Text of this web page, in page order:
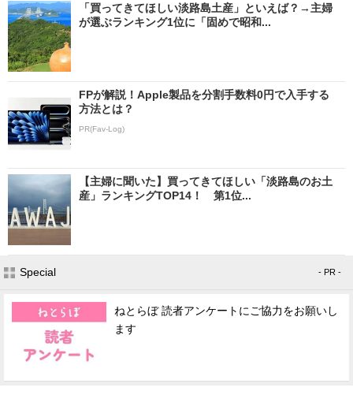
「買ってきてほしい淡路島土産」といえば？→主婦
が選ぶランキング1位に「固めで昭和...
FPが解説！Apple製品を分割手数料0円で入手する
方法とは？
PR(Fav-Log)
【主婦に聞いた】買ってきてほしい「淡路島のお土
産」ランキングTOP14！ 第1位...
Special - PR -
ねとらぼ 読者アンケートにご協力をお願いし
ます